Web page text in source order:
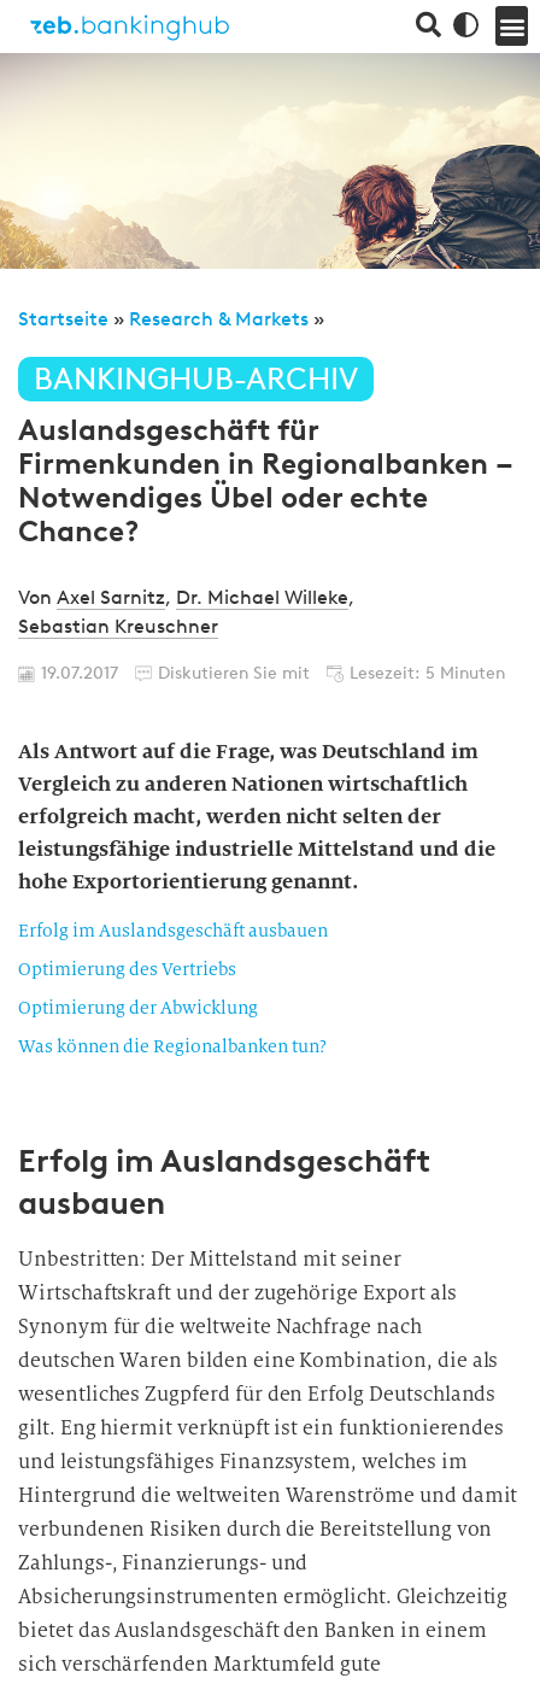
Startseite » Research & Markets »
BANKINGHUB-ARCHIV
Auslandsgeschäft für
Firmenkunden in Regionalbanken –
Notwendiges Übel oder echte
Chance?
Von Axel Sarnitz, Dr. Michael Willeke,
Sebastian Kreuschner
19.07.2017 Diskutieren Sie mit Lesezeit: 5 Minuten
Als Antwort auf die Frage, was Deutschland im
Vergleich zu anderen Nationen wirtschaftlich
erfolgreich macht, werden nicht selten der
leistungsfähige industrielle Mittelstand und die
hohe Exportorientierung genannt.
Erfolg im Auslandsgeschäft ausbauen
Optimierung des Vertriebs
Optimierung der Abwicklung
Was können die Regionalbanken tun?
Erfolg im Auslandsgeschäft
ausbauen
Unbestritten: Der Mittelstand mit seiner
Wirtschaftskraft und der zugehörige Export als
Synonym für die weltweite Nachfrage nach
deutschen Waren bilden eine Kombination, die als
wesentliches Zugpferd für den Erfolg Deutschlands
gilt. Eng hiermit verknüpft ist ein funktionierendes
und leistungsfähiges Finanzsystem, welches im
Hintergrund die weltweiten Warenströme und damit
verbundenen Risiken durch die Bereitstellung von
Zahlungs-, Finanzierungs- und
Absicherungsinstrumenten ermöglicht. Gleichzeitig
bietet das Auslandsgeschäft den Banken in einem
sich verschärfenden Marktumfeld gute